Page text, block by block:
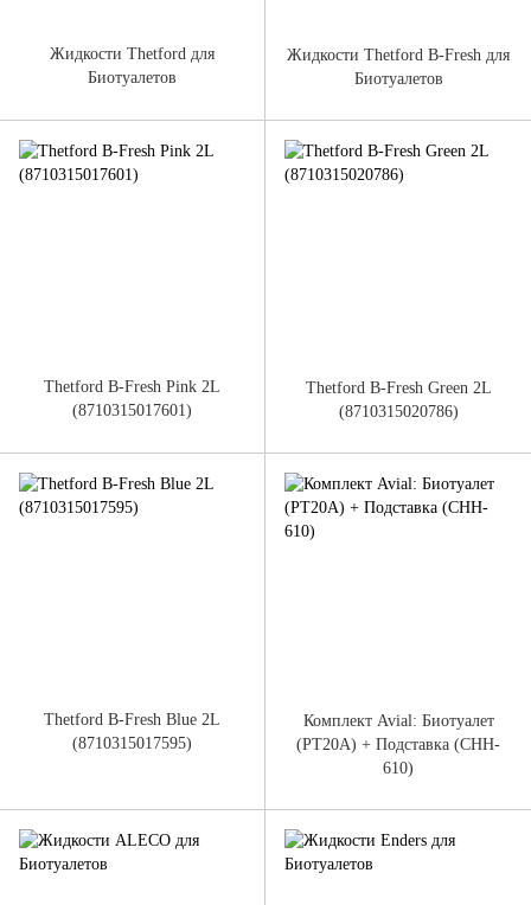
Жидкости Thetford для
Биотуалетов
Жидкости Thetford B-Fresh для
Биотуалетов
Thetford B-Fresh Pink 2L
(8710315017601)
Thetford B-Fresh Green 2L
(8710315020786)
Thetford B-Fresh Blue 2L
(8710315017595)
Комплект Avial: Биотуалет
(PT20A) + Подставка (CHH-
610)